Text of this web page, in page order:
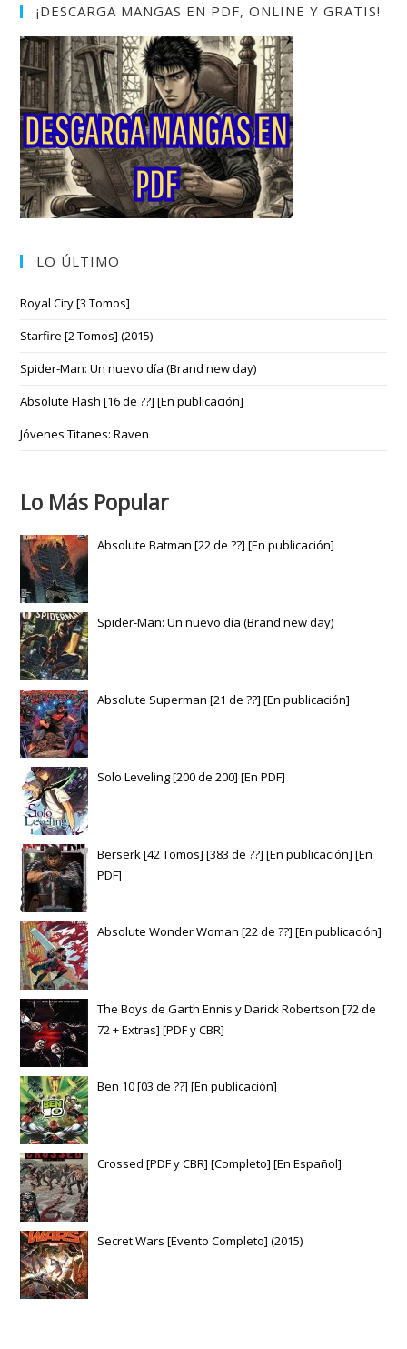
¡DESCARGA MANGAS EN PDF, ONLINE Y GRATIS!
LO ÚLTIMO
Royal City [3 Tomos]
Starfire [2 Tomos] (2015)
Spider-Man: Un nuevo día (Brand new day)
Absolute Flash [16 de ??] [En publicación]
Jóvenes Titanes: Raven
Lo Más Popular
Absolute Batman [22 de ??] [En publicación]
Spider-Man: Un nuevo día (Brand new day)
Absolute Superman [21 de ??] [En publicación]
Solo Leveling [200 de 200] [En PDF]
Berserk [42 Tomos] [383 de ??] [En publicación] [En
PDF]
Absolute Wonder Woman [22 de ??] [En publicación]
The Boys de Garth Ennis y Darick Robertson [72 de
72 + Extras] [PDF y CBR]
Ben 10 [03 de ??] [En publicación]
Crossed [PDF y CBR] [Completo] [En Español]
Secret Wars [Evento Completo] (2015)